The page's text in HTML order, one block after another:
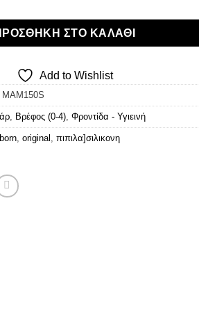
ΣΤΟ ΚΑΛΆΘΙ
Add to Wishlist
MAM150S
Βρέφος (0-4) Φροντίδα - Υγιεινή
original πιπιλα]σιλικονη